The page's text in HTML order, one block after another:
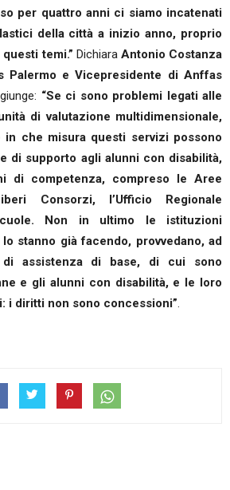
per quattro anni ci siamo incatenati
della città a inizio anno, proprio
temi.” Dichiara Antonio Costanza
Palermo e Vicepresidente di Anffas
“Se ci sono problemi legati alle
di valutazione multidimensionale,
in che misura questi servizi possono
di supporto agli alunni con disabilità,
di competenza, compreso le Aree
Consorzi, l’Ufficio Regionale
Non in ultimo le istituzioni
stanno già facendo, provvedano, ad
assistenza di base, di cui sono
e gli alunni con disabilità, e le loro
i diritti non sono concessioni”.